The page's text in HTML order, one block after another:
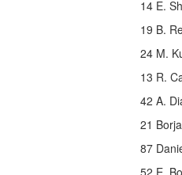
14 E.
19 B.
24 M.
13 R.
42 A.
21
87